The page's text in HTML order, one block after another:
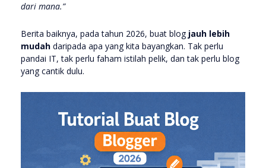
dari mana.”
Berita baiknya, pada tahun 2026, buat blog jauh lebih
mudah daripada apa yang kita bayangkan. Tak perlu
pandai IT, tak perlu faham istilah pelik, dan tak perlu blog
yang cantik dulu.